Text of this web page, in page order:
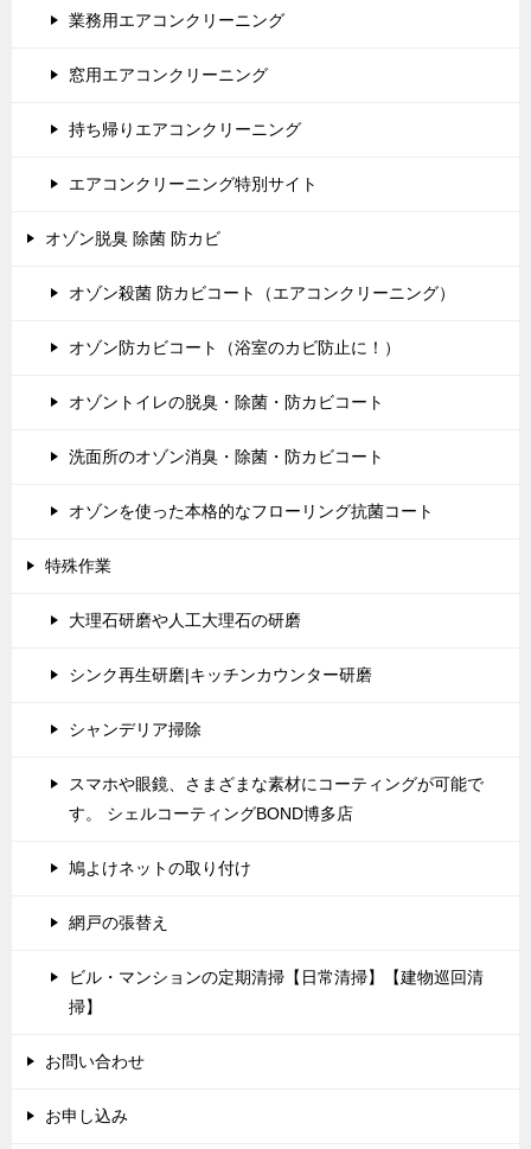
業務用エアコンクリーニング
窓用エアコンクリーニング
持ち帰りエアコンクリーニング
エアコンクリーニング特別サイト
オゾン脱臭 除菌 防カビ
オゾン殺菌 防カビコート（エアコンクリーニング）
オゾン防カビコート（浴室のカビ防止に！）
オゾントイレの脱臭・除菌・防カビコート
洗面所のオゾン消臭・除菌・防カビコート
オゾンを使った本格的なフローリング抗菌コート
特殊作業
大理石研磨や人工大理石の研磨
シンク再生研磨|キッチンカウンター研磨
シャンデリア掃除
スマホや眼鏡、さまざまな素材にコーティングが可能で
す。 シェルコーティングBOND博多店
鳩よけネットの取り付け
網戸の張替え
ビル・マンションの定期清掃【日常清掃】【建物巡回清
掃】
お問い合わせ
お申し込み